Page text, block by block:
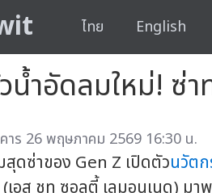
ไทย English
น้ำอัดลมใหม่!
าร 26 พฤษภาคม 2569 16:30 น.
ดซ่าของ Gen Z เปิดตัวนวัต
อส ชูท ซอลตี้ เลมอนเนด) มา